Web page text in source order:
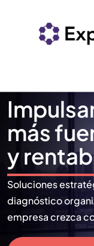
contenido
Nosotros
Soluciones
Consultoría
PIDE
Tecnología
Recursos
Contacto
más
y
Soluciones
diagnóstico
empresa crezca